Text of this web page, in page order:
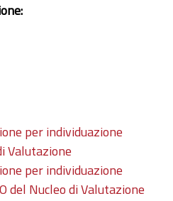
per individuazione
Valutazione
per individuazione
del Nucleo di Valutazione